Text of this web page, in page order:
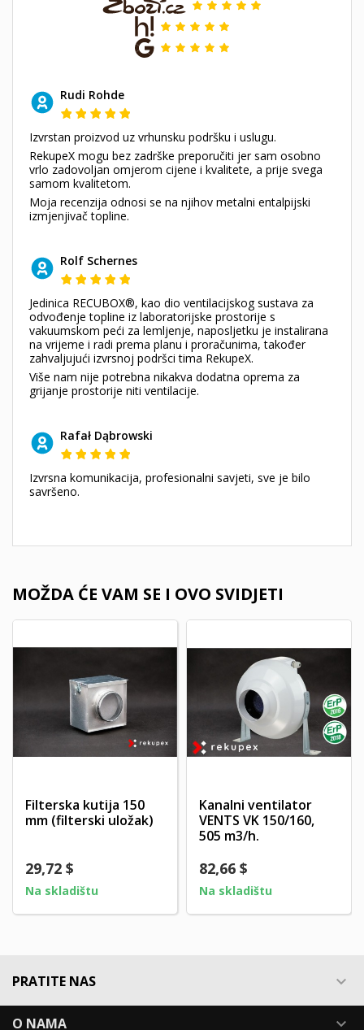
Rudi Rohde
Izvrstan proizvod uz vrhunsku podršku i uslugu.
RekupeX mogu bez zadrške preporučiti jer sam osobno
vrlo zadovoljan omjerom cijene i kvalitete, a prije svega
samom kvalitetom.
Moja recenzija odnosi se na njihov metalni entalpijski
izmjenjivač topline.
Rolf Schernes
Jedinica RECUBOX®, kao dio ventilacijskog sustava za
odvođenje topline iz laboratorijske prostorije s
vakuumskom peći za lemljenje, naposljetku je instalirana
na vrijeme i radi prema planu i proračunima, također
zahvaljujući izvrsnoj podršci tima RekupeX.
Više nam nije potrebna nikakva dodatna oprema za
grijanje prostorije niti ventilacije.
Rafał Dąbrowski
Izvrsna komunikacija, profesionalni savjeti, sve je bilo
savršeno.
MOŽDA ĆE VAM SE I OVO SVIDJETI
Filterska kutija 150
mm (filterski uložak)
29,72 $
Na skladištu
Kanalni ventilator
VENTS VK 150/160,
505 m3/h.
82,66 $
Na skladištu
PRATITE NAS 
O NAMA 